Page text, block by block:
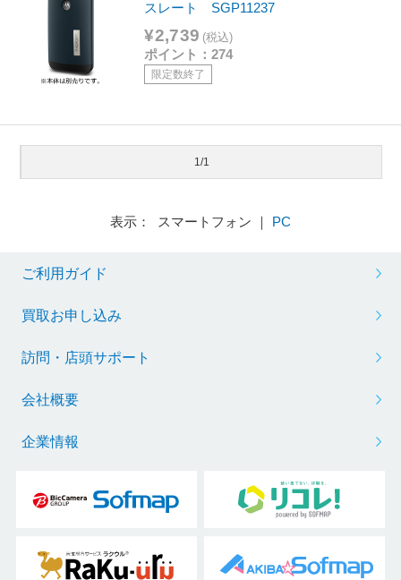
スレート SGP11237
¥2,739 (税込)
ポイント：274
限定数終了
1/1
表示： スマートフォン ｜ PC
ご利用ガイド
買取お申し込み
訪問・店頭サポート
会社概要
企業情報